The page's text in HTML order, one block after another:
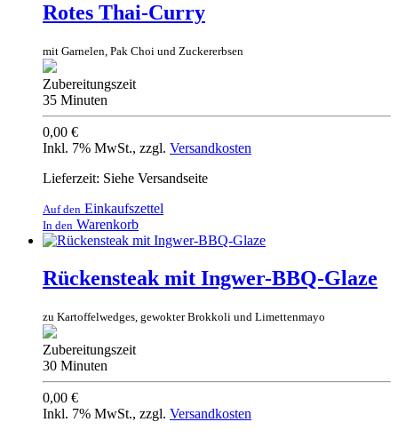
Rotes Thai-Curry
mit Garnelen, Pak Choi und Zuckererbsen
Zubereitungszeit
35 Minuten
0,00 €
Inkl. 7% MwSt., zzgl. Versandkosten
Lieferzeit: Siehe Versandseite
Auf den Einkaufszettel
In den Warenkorb
Rückensteak mit Ingwer-BBQ-Glaze
zu Kartoffelwedges, gewokter Brokkoli und Limettenmayo
Zubereitungszeit
30 Minuten
0,00 €
Inkl. 7% MwSt., zzgl. Versandkosten